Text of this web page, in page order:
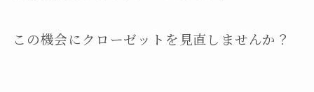
この機会にクローゼットを見直しませんか？